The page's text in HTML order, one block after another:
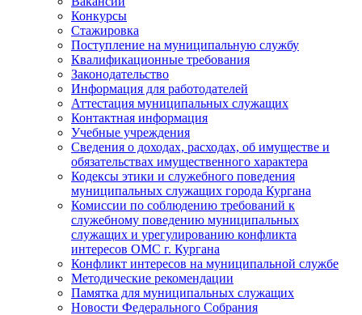
Конкурсы
Стажировка
Поступление на муниципальную службу
Квалификационные требования
Законодательство
Информация для работодателей
Аттестация муниципальных служащих
Контактная информация
Учебные учреждения
Сведения о доходах, расходах, об имуществе и
обязательствах имущественного характера
Кодексы этики и служебного поведения
муниципальных служащих города Кургана
Комиссии по соблюдению требований к
служебному поведению муниципальных
служащих и урегулированию конфликта
интересов ОМС г. Кургана
Конфликт интересов на муниципальной службе
Методические рекомендации
Памятка для муниципальных служащих
Новости Федерального Cобрания